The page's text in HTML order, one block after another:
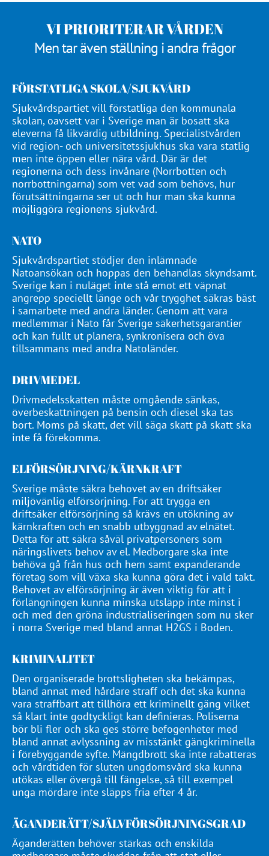
VI PRIORITERAR VÅRDEN
Men tar även ställning i andra frågor
FÖRSTATLIGA SKOLA/SJUKVÅRD
Sjukvårdspartiet vill förstatliga den kommunala
skolan, oavsett var i Sverige man är bosatt ska
eleverna få likvärdig utbildning. Specialistvården
vid region- och universitetssjukhus ska vara statlig
men inte öppen eller nära vård. Där är det
regionerna och dess invånare (Norrbotten och
norrbottningarna) som vet vad som behövs, hur
förutsättningarna ser ut och hur man ska kunna
möjliggöra regionens sjukvård.
NATO
Sjukvårdspartiet stödjer den inlämnade
Natoansökan och hoppas den behandlas skyndsamt.
Sverige kan i nuläget inte stå emot ett väpnat
angrepp speciellt länge och vår trygghet säkras bäst
i samarbete med andra länder. Genom att vara
medlemmar i Nato får Sverige säkerhetsgarantier
och kan fullt ut planera, synkronisera och öva
tillsammans med andra Natoländer.
DRIVMEDEL
Drivmedelsskatten måste omgående sänkas,
överbeskattningen på bensin och diesel ska tas
bort. Moms på skatt, det vill säga skatt på skatt ska
inte få förekomma.
ELFÖRSÖRJNING/KÄRNKRAFT
Sverige måste säkra behovet av en driftsäker
miljövänlig elförsörjning. För att trygga en
driftsäker elförsörjning så krävs en utökning av
kärnkraften och en snabb utbyggnad av elnätet.
Detta för att säkra såväl privatpersoners som
näringslivets behov av el. Medborgare ska inte
behöva gå från hus och hem samt expanderande
företag som vill växa ska kunna göra det i vald takt.
Behovet av elförsörjning är även viktig för att i
förlängningen kunna minska utsläpp inte minst i
och med den gröna industrialiseringen som nu sker
i norra Sverige med bland annat H2GS i Boden.
KRIMINALITET
Den organiserade brottsligheten ska bekämpas,
bland annat med hårdare straff och det ska kunna
vara straffbart att tillhöra ett kriminellt gäng vilket
så klart inte godtyckligt kan definieras. Poliserna
bör bli fler och ska ges större befogenheter med
bland annat avlyssning av misstänkt gängkriminella
i förebyggande syfte. Mängdbrott ska inte rabatteras
och vårdtiden för sluten ungdomsvård ska kunna
utökas eller övergå till fängelse, så till exempel
unga mördare inte släpps fria efter 4 år.
ÄGANDERÄTT/SJÄLVFÖRSÖRJNINGSGRAD
Äganderätten behöver stärkas och enskilda